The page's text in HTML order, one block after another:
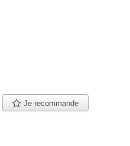
Je recommande